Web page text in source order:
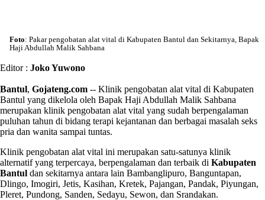
Foto: Pakar pengobatan alat vital di Kabupaten Bantul dan Sekitarnya, Bapak
Haji Abdullah Malik Sahbana
Editor : Joko Yuwono
Bantul, Gojateng.com -- Klinik pengobatan alat vital di Kabupaten
Bantul yang dikelola oleh Bapak Haji Abdullah Malik Sahbana
merupakan klinik pengobatan alat vital yang sudah berpengalaman
puluhan tahun di bidang terapi kejantanan dan berbagai masalah seks
pria dan wanita sampai tuntas.
Klinik pengobatan alat vital ini merupakan satu-satunya klinik
alternatif yang terpercaya, berpengalaman dan terbaik di Kabupaten
Bantul dan sekitarnya antara lain Bambanglipuro, Banguntapan,
Dlingo, Imogiri, Jetis, Kasihan, Kretek, Pajangan, Pandak, Piyungan,
Pleret, Pundong, Sanden, Sedayu, Sewon, dan Srandakan.